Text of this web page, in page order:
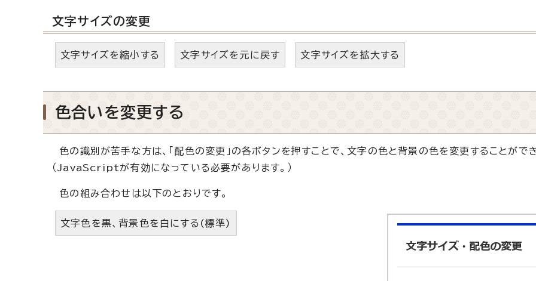
文字サイズの変更
文字サイズを縮小する 文字サイズを元に戻す 文字サイズを拡大する
色合いを変更する
色の識別が苦手な方は、「配色の変更」の各ボタンを押すことで、文字の色と背景の色を変更することがで
（JavaScriptが有効になっている必要があります。）
色の組み合わせは以下のとおりです。
文字色を黒、背景色を白にする(標準)